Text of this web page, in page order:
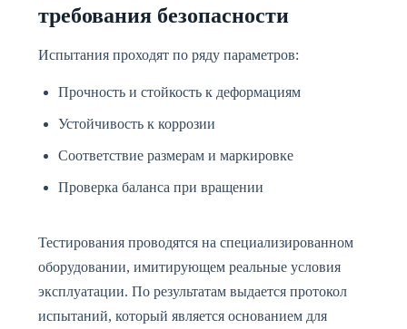
требования безопасности
Испытания проходят по ряду параметров:
Прочность и стойкость к деформациям
Устойчивость к коррозии
Соответствие размерам и маркировке
Проверка баланса при вращении
Тестирования проводятся на специализированном
оборудовании, имитирующем реальные условия
эксплуатации. По результатам выдается протокол
испытаний, который является основанием для